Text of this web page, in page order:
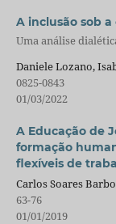
A inclusão sob
Uma análise
Daniele Lozano,
0825-0843
01/03/2022
A Educação de
formação
flexíveis de
Carlos Soares
63-76
01/01/2019